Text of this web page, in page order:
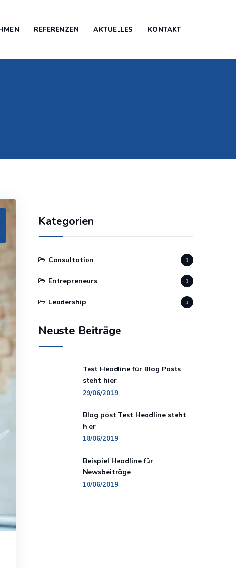
REFERENZEN AKTUELLES KONTAKT
Kategorien
Consultation 1
Entrepreneurs 1
Leadership 1
Neuste Beiträge
Test Headline für Blog Posts
steht hier
29/06/2019
Blog post Test Headline steht
hier
18/06/2019
Beispiel Headline für
Newsbeiträge
10/06/2019